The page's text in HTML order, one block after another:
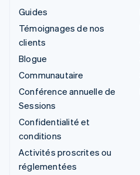
Guides
Témoignages de nos
clients
Blogue
Communautaire
Conférence annuelle de
Sessions
Confidentialité et
conditions
Activités proscrites ou
réglementées